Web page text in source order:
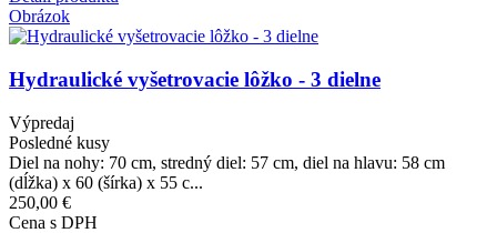
Obrázok
Hydraulické vyšetrovacie lôžko - 3 dielne
Výpredaj
Posledné kusy
Diel na nohy: 70 cm, stredný diel: 57 cm, diel na hlavu: 58 cm
(dĺžka) x 60 (šírka) x 55 c...
250,00 €
Cena s DPH